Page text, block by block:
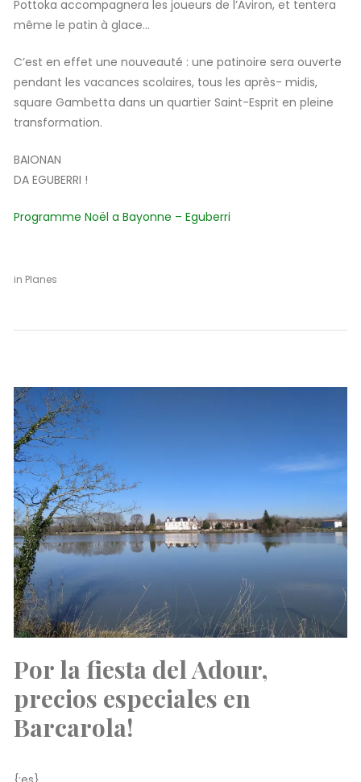
Pottoka accompagnera les joueurs de l’Aviron, et tentera
même le patin à glace…
C’est en effet une nouveauté : une patinoire sera ouverte
pendant les vacances scolaires, tous les après- midis,
square Gambetta dans un quartier Saint-Esprit en pleine
transformation.
BAIONAN
DA EGUBERRI !
Programme Noël a Bayonne – Eguberri
diciembre
by
in Planes
Por la fiesta del Adour,
precios especiales en
Barcarola!